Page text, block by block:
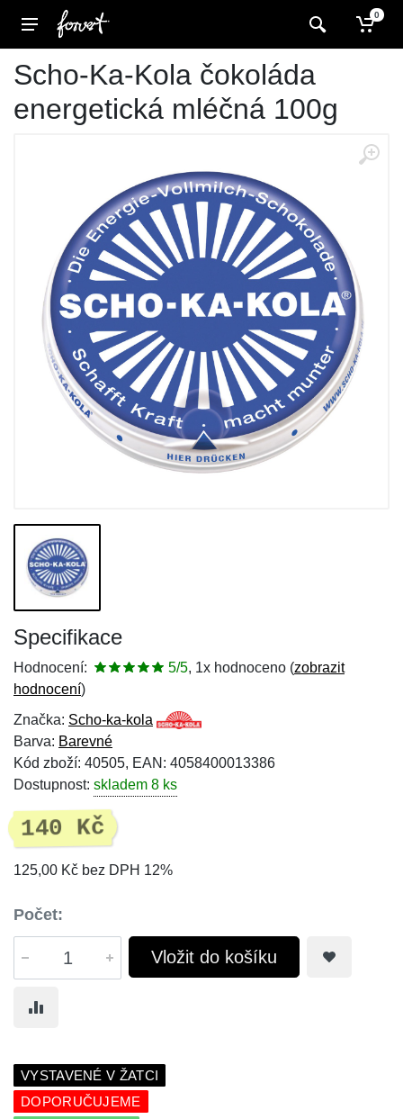
0
Scho-Ka-Kola čokoláda
energetická mléčná 100g
Specifikace
Hodnocení: 5/5, 1x hodnoceno (zobrazit
hodnocení)
Značka: Scho-ka-kola
Barva: Barevné
Kód zboží: 40505, EAN: 4058400013386
Dostupnost: skladem 8 ks
140 Kč
125,00 Kč bez DPH 12%
Počet:
Vložit do košíku
VYSTAVENÉ V ŽATCI
DOPORUČUJEME